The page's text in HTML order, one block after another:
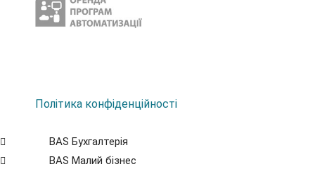
Політика конфіденційності
BAS Бухгалтерія
BAS Малий бізнес